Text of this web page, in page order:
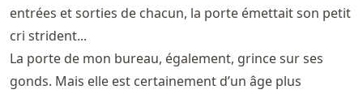
entrées et sorties de chacun, la porte émettait son petit
cri strident...
La porte de mon bureau, également, grince sur ses
gonds. Mais elle est certainement d’un âge plus